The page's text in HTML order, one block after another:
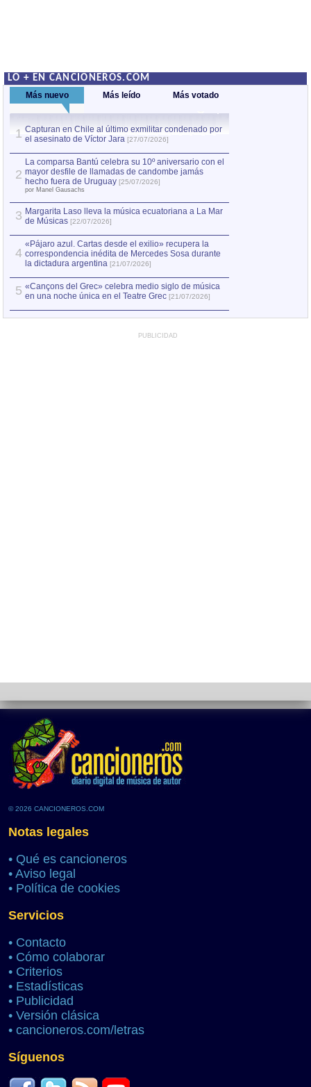
LO + EN CANCIONEROS.COM
Más nuevo Más leído Más votado
1 Capturan en Chile al último exmilitar condenado por
el asesinato de Víctor Jara [27/07/2026]
2
La comparsa Bantú celebra su 10º aniversario con el
mayor desfile de llamadas de candombe jamás
hecho fuera de Uruguay [25/07/2026]
por Manel Gausachs
3 Margarita Laso lleva la música ecuatoriana a La Mar
de Músicas [22/07/2026]
4
«Pájaro azul. Cartas desde el exilio» recupera la
correspondencia inédita de Mercedes Sosa durante
la dictadura argentina [21/07/2026]
5 «Cançons del Grec» celebra medio siglo de música
en una noche única en el Teatre Grec [21/07/2026]
PUBLICIDAD
© 2026 CANCIONEROS.COM
Notas legales
• Qué es cancioneros
• Aviso legal
• Política de cookies
Servicios
• Contacto
• Cómo colaborar
• Criterios
• Estadísticas
• Publicidad
• Versión clásica
• cancioneros.com/letras
Síguenos